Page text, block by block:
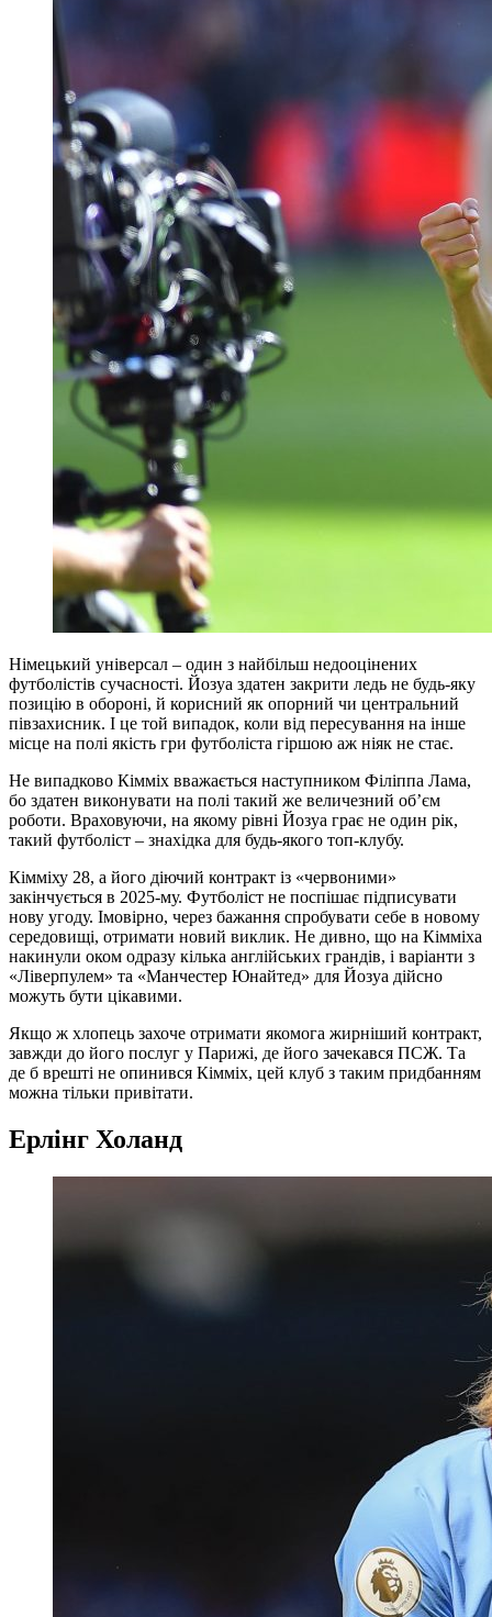
Німецький універсал – один з найбільш недооцінених
футболістів сучасності. Йозуа здатен закрити ледь не будь-яку
позицію в обороні, й корисний як опорний чи центральний
півзахисник. І це той випадок, коли від пересування на інше
місце на полі якість гри футболіста гіршою аж ніяк не стає.
Не випадково Кімміх вважається наступником Філіппа Лама,
бо здатен виконувати на полі такий же величезний об’єм
роботи. Враховуючи, на якому рівні Йозуа грає не один рік,
такий футболіст – знахідка для будь-якого топ-клубу.
Кімміху 28, а його діючий контракт із «червоними»
закінчується в 2025-му. Футболіст не поспішає підписувати
нову угоду. Імовірно, через бажання спробувати себе в новому
середовищі, отримати новий виклик. Не дивно, що на Кімміха
накинули оком одразу кілька англійських грандів, і варіанти з
«Ліверпулем» та «Манчестер Юнайтед» для Йозуа дійсно
можуть бути цікавими.
Якщо ж хлопець захоче отримати якомога жирніший контракт,
завжди до його послуг у Парижі, де його зачекався ПСЖ. Та
де б врешті не опинився Кімміх, цей клуб з таким придбанням
можна тільки привітати.
Ерлінг Холанд